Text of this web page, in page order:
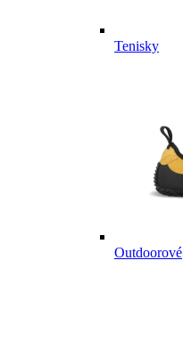
Tenisky
Outdoorové